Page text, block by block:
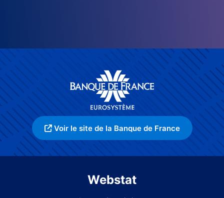
Voir le site de la Banque de France
Webstat